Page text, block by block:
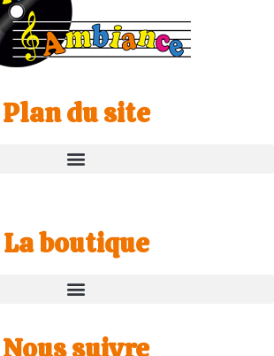
Plan du site
La boutique
Nous suivre